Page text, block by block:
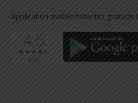
Application mobile/tablette gratuite !